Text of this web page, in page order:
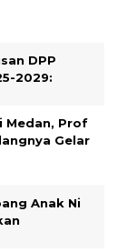
DPP
2029:
Medan, Prof
Gelar
Anak Ni